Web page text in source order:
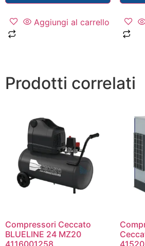
Aggiungi al carrello
Prodotti correlati
Compressori Ceccato
BLUELINE 24 MZ20
4116001258